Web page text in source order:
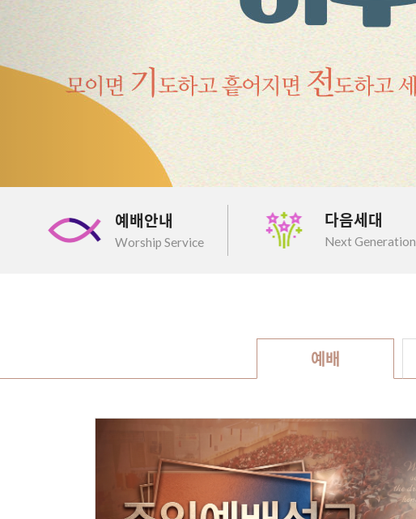
예배안내
Worship Service
다음세대
Next Generation
예배